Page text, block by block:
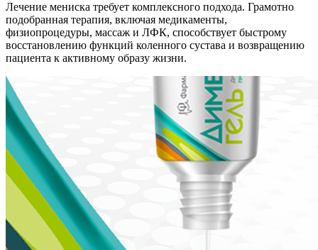
Лечение мениска требует комплексного подхода. Грамотно
подобранная терапия, включая медикаменты,
физиопроцедуры, массаж и ЛФК, способствует быстрому
восстановлению функций коленного сустава и возвращению
пациента к активному образу жизни.